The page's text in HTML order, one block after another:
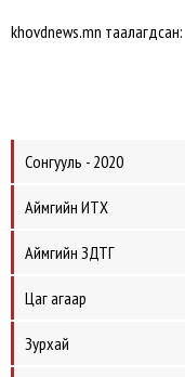
khovdnews.mn таалагдсан:
Сонгууль - 2020
Аймгийн ИТХ
Аймгийн ЗДТГ
Цаг агаар
Зурхай